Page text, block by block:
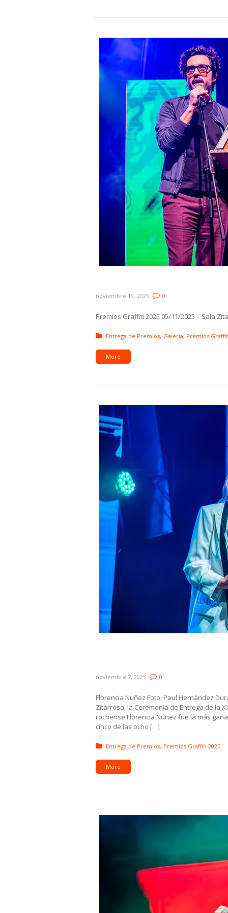
noviembre 10, 2025 0
Premios Graffiti 2025 05/11/2025 – Sala
Posted in:
Entrega de Premios Galería Premios
More
noviembre 7, 2025 0
Florencia Nuñez Foto: Paul Hernández
Zitarrosa, la Ceremonia de Entrega de la
rochense Florencia Núñez fue la más
cinco de las ocho […]
Posted in:
Entrega de Premios Premios Graffiti 2025
More